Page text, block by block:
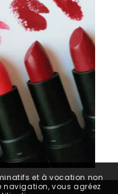
et à vocation non
vous agréez